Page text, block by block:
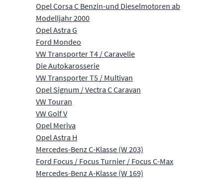
Opel Corsa C Benzin-und Dieselmotoren ab
Modelljahr 2000
Opel Astra G
Ford Mondeo
VW Transporter T4 / Caravelle
Die Autokarosserie
VW Transporter T5 / Multivan
Opel Signum / Vectra C Caravan
VW Touran
VW Golf V
Opel Meriva
Opel Astra H
Mercedes-Benz C-Klasse (W 203)
Ford Focus / Focus Turnier / Focus C-Max
Mercedes-Benz A-Klasse (W 169)